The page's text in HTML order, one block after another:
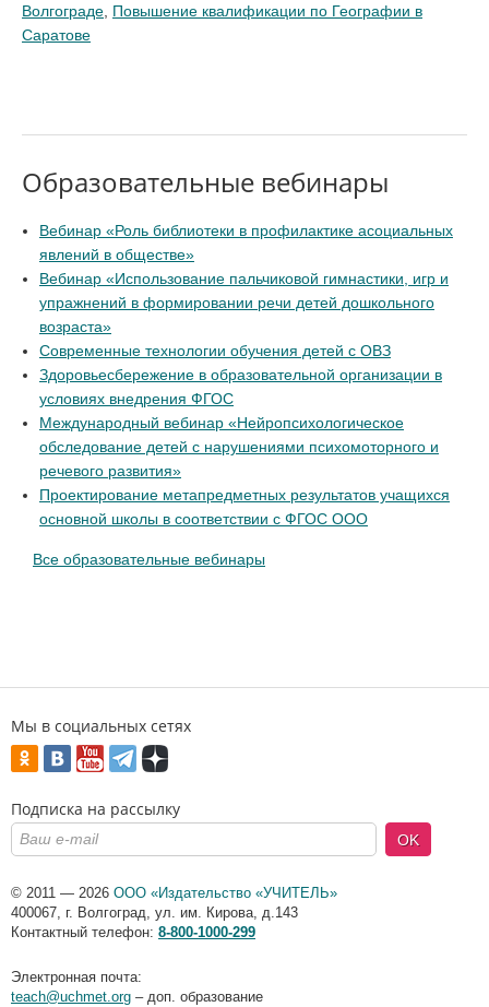
Волгограде Повышение квалификации по Географии в
Саратове
Образовательные вебинары
Вебинар «Роль библиотеки в профилактике асоциальных
явлений в обществе»
Вебинар «Использование пальчиковой гимнастики, игр и
упражнений в формировании речи детей дошкольного
возраста»
Современные технологии обучения детей с ОВЗ
Здоровьесбережение в образовательной организации в
условиях внедрения ФГОС
Международный вебинар «Нейропсихологическое
обследование детей с нарушениями психомоторного и
речевого развития»
Проектирование метапредметных результатов учащихся
основной школы в соответствии с ФГОС ООО
Все образовательные вебинары
Мы в социальных сетях
Подписка на рассылку
OK
© 2011 — 2026 ООО «Издательство «УЧИТЕЛЬ»
400067, г. Волгоград, ул. им. Кирова, д.143
Контактный телефон: 8-800-1000-299
Электронная почта:
teach@uchmet.org – доп. образование